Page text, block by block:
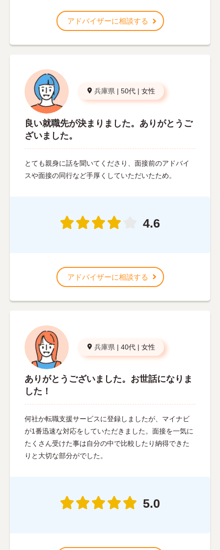
アドバイザーに相談する
兵庫県 | 50代 | 女性
良い就職先が決まりました。ありがとうご
ざいました。
とても親身に話を聞いてくださり、面接前のアドバイ
スや面接の同行など手厚くしていただいたため。
4.6
アドバイザーに相談する
兵庫県 | 40代 | 女性
ありがとうございました。お世話になりま
した！
何社か転職支援サービスに登録しましたが、マイナビ
が1番迅速な対応をしていただきました。面接を一気に
たくさん受けた事は自分の中で比較したり納得できた
りと大切な部分がでした。
5.0